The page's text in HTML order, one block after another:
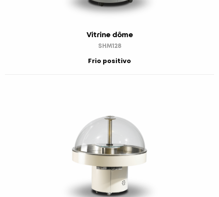
Vitrine dôme
SHM128
Frio positivo